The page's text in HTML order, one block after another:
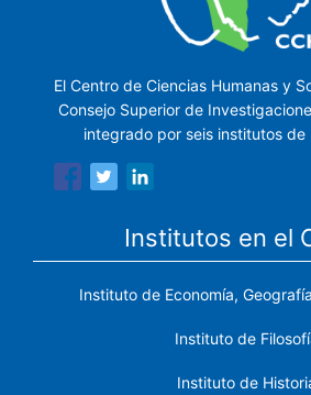
El Centro de Ciencias Humanas y
Consejo Superior de
integrado por seis institutos de
Institutos en el
Instituto de Economía,
Instituto de
Instituto de